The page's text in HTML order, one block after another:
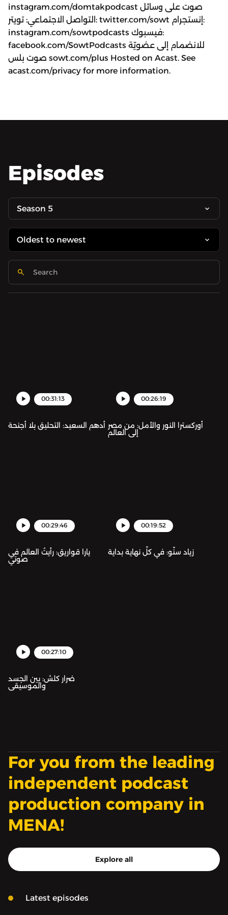
instagram.com/domtakpodcast صوت على وسائل
التواصل الاجتماعي: تويتر: twitter.com/sowt إنستجرام:
instagram.com/sowtpodcasts فيسبوك:
facebook.com/SowtPodcasts للانضمام إلى عضويّة
صوت بلس sowt.com/plus Hosted on Acast. See
acast.com/privacy for more information.
Episodes
Season 5
00:31:13
أدهم السعيد: التحليق بلا أجنحة
00:26:19
أوركسترا النور والأمل: من مصر
إلى العالم
00:29:46
يارا قواريق: رأيتُ العالم في
صوتي
00:19:52
زياد سنّو: في كلّ نهاية بداية
00:27:10
ضرار كلش: بين الجسد
والموسيقى
For you from the leading
independent podcast
production company in
MENA!
Explore all
Latest episodes